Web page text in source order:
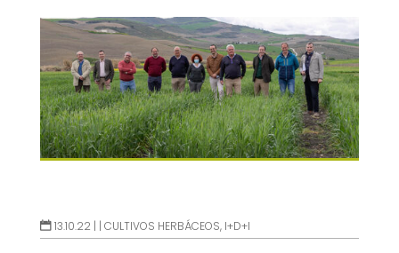
13.10.22 | | CULTIVOS HERBÁCEOS, I+D+I